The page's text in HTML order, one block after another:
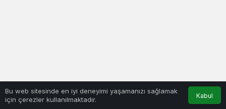
Bu web sitesinde en iyi deneyimi yaşamanızı sağlamak
için çerezler kullanılmaktadır.
Kabul